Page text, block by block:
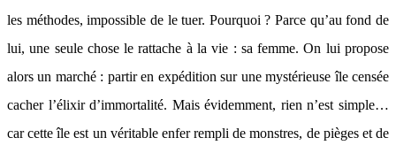
les méthodes, impossible de le tuer. Pourquoi ? Parce qu’au fond de
lui, une seule chose le rattache à la vie : sa femme. On lui propose
alors un marché : partir en expédition sur une mystérieuse île censée
cacher l’élixir d’immortalité. Mais évidemment, rien n’est simple…
car cette île est un véritable enfer rempli de monstres, de pièges et de